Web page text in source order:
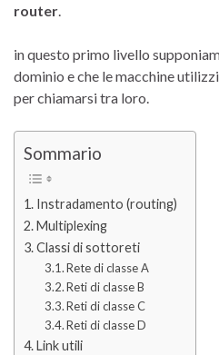
router.
in questo primo livello
dominio e che le macchine
per chiamarsi tra loro.
Sommario
Instradamento (routing)
Multiplexing
Classi di sottoreti
Rete di classe A
Reti di classe B
Reti di classe C
Reti di classe D
Link utili